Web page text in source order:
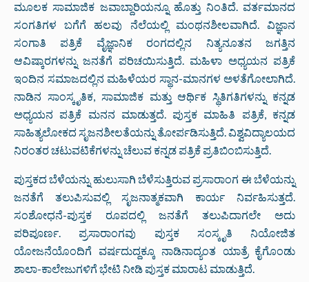
ಮೂಲಕ ಸಾಮಾಜಿಕ ಜವಾಬ್ದಾರಿಯನ್ನೂ ಹೊತ್ತು ನಿಂತಿದೆ. ವರ್ತಮಾನದ
ಸಂಗತಿಗಳ ಬಗೆಗೆ ಹಲವು ನೆಲೆಯಲ್ಲಿ ಮಂಥನಶೀಲವಾಗಿದೆ. ವಿಜ್ಞಾನ
ಸಂಗಾತಿ ಪತ್ರಿಕೆ ವೈಜ್ಞಾನಿಕ ರಂಗದಲ್ಲಿನ ನಿತ್ಯನೂತನ ಜಗತ್ತಿನ
ಆವಿಷ್ಕಾರಗಳನ್ನು ಜನತೆಗೆ ಪರಿಚಯಿಸುತ್ತಿದೆ. ಮಹಿಳಾ ಅಧ್ಯಯನ ಪತ್ರಿಕೆ
ಇಂದಿನ ಸಮಾಜದಲ್ಲಿನ ಮಹಿಳೆಯರ ಸ್ಥಾನ-ಮಾನಗಳ ಅಳತೆಗೋಲಾಗಿದೆ.
ನಾಡಿನ ಸಾಂಸ್ಕೃತಿಕ, ಸಾಮಾಜಿಕ ಮತ್ತು ಆರ್ಥಿಕ ಸ್ಥಿತಿಗತಿಗಳನ್ನು ಕನ್ನಡ
ಅಧ್ಯಯನ ಪತ್ರಿಕೆ ಮನನ ಮಾಡುತ್ತದೆ. ಪುಸ್ತಕ ಮಾಹಿತಿ ಪತ್ರಿಕೆ, ಕನ್ನಡ
ಸಾಹಿತ್ಯಲೋಕದ ಸೃಜನಶೀಲತೆಯನ್ನು ತೋರ್ಪಡಿಸುತ್ತಿದೆ. ವಿಶ್ವವಿದ್ಯಾಲಯದ
ನಿರಂತರ ಚಟುವಟಿಕೆಗಳನ್ನು ಚೆಲುವ ಕನ್ನಡ ಪತ್ರಿಕೆ ಪ್ರತಿಬಿಂಬಿಸುತ್ತಿದೆ.
ಪುಸ್ತಕದ ಬೆಳೆಯನ್ನು ಹುಲುಸಾಗಿ ಬೆಳೆಸುತ್ತಿರುವ ಪ್ರಸಾರಾಂಗ ಈ ಬೆಳೆಯನ್ನು
ಜನತೆಗೆ ತಲುಪಿಸುವಲ್ಲಿ ಸೃಜನಾತ್ಮಕವಾಗಿ ಕಾರ್ಯ ನಿರ್ವಹಿಸುತ್ತದೆ.
ಸಂಶೋಧನೆ-ಪುಸ್ತಕ ರೂಪದಲ್ಲಿ ಜನತೆಗೆ ತಲುಪಿದಾಗಲೇ ಅದು
ಪರಿಪೂರ್ಣ. ಪ್ರಸಾರಾಂಗವು ಪುಸ್ತಕ ಸಂಸ್ಕೃತಿ ನಿಯೋಜಿತ
ಯೋಜನೆಯೊಂದಿಗೆ ವರ್ಷದುದ್ದಕ್ಕೂ ನಾಡಿನಾದ್ಯಂತ ಯಾತ್ರೆ ಕೈಗೊಂಡು
ಶಾಲಾ-ಕಾಲೇಜುಗಳಿಗೆ ಭೇಟಿ ನೀಡಿ ಪುಸ್ತಕ ಮಾರಾಟ ಮಾಡುತ್ತಿದೆ.